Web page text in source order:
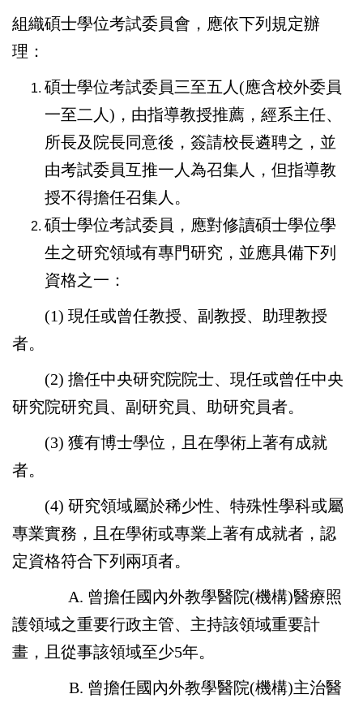
組織碩士學位考試委員會，應依下列規定辦
理：
碩士學位考試委員三至五人(應含校外委員
一至二人)，由指導教授推薦，經系主任、
所長及院長同意後，簽請校長遴聘之，並
由考試委員互推一人為召集人，但指導教
授不得擔任召集人。
碩士學位考試委員，應對修讀碩士學位學
生之研究領域有專門研究，並應具備下列
資格之一：
(1) 現任或曾任教授、副教授、助理教授
者。
(2) 擔任中央研究院院士、現任或曾任中央
研究院研究員、副研究員、助研究員者。
(3) 獲有博士學位，且在學術上著有成就
者。
(4) 研究領域屬於稀少性、特殊性學科或屬
專業實務，且在學術或專業上著有成就者，認
定資格符合下列兩項者。
A. 曾擔任國內外教學醫院(機構)醫療照
護領域之重要行政主管、主持該領域重要計
畫，且從事該領域至少5年。
B. 曾擔任國內外教學醫院(機構)主治醫